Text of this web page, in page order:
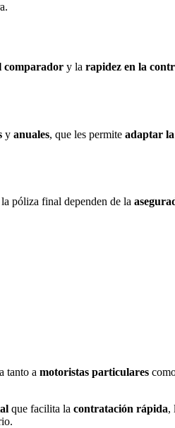
comparador y la rapidez en la
y anuales, que les permite adaptar
póliza final dependen de la
tanto a motoristas particulares
que facilita la contratación rápida,